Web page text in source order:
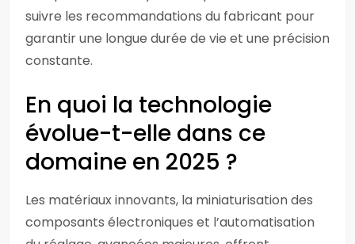
suivre les recommandations du fabricant pour
garantir une longue durée de vie et une précision
constante.
En quoi la technologie
évolue-t-elle dans ce
domaine en 2025 ?
Les matériaux innovants, la miniaturisation des
composants électroniques et l’automatisation